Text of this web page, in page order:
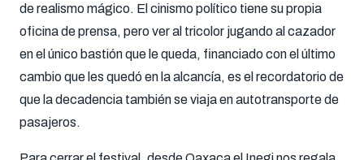
de realismo mágico. El cinismo político tiene su propia
oficina de prensa, pero ver al tricolor jugando al cazador
en el único bastión que le queda, financiado con el último
cambio que les quedó en la alcancía, es el recordatorio de
que la decadencia también se viaja en autotransporte de
pasajeros.